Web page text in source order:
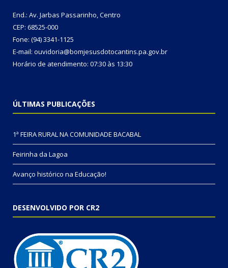
End.: Av. Jarbas Passarinho, Centro
CEP: 68525-000
Fone: (94) 3341-1125
E-mail: ouvidoria@bomjesusdotocantins.pa.gov.br
Horário de atendimento: 07:30 às 13:30
ÚLTIMAS PUBLICAÇÕES
1ª FEIRA RURAL NA COMUNIDADE BACABAL
Feirinha da Lagoa
Avanço histórico na Educação!
DESENVOLVIDO POR CR2